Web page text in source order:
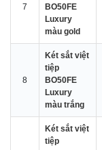
7
BO50FE
Luxury
màu gold
8
Két sắt việt
tiệp
BO50FE
Luxury
màu trắng
Két sắt việt
tiệp